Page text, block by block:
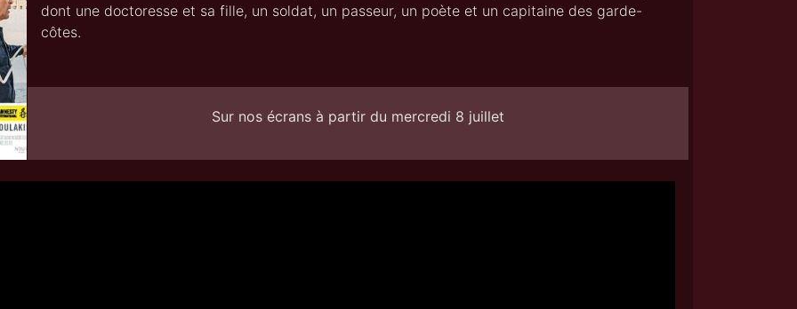
dont une doc­to­resse et sa fille, un sol­dat, un pas­seur, un poète et un capi­taine des garde-
côtes.
Sur nos écrans à partir du mercredi 8 juillet